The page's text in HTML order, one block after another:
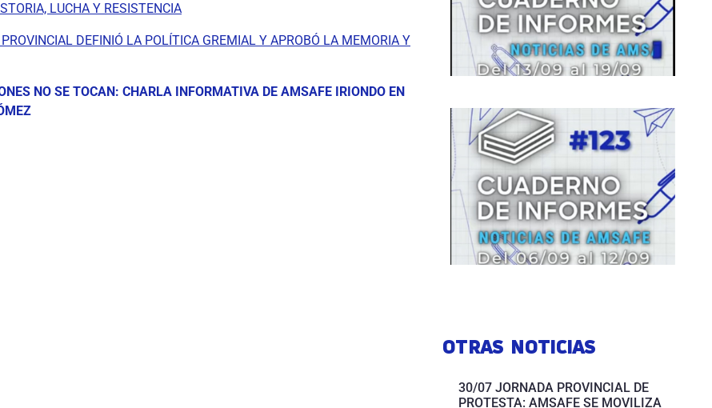
LUCHA Y RESISTENCIA
DEFINIÓ LA POLÍTICA GREMIAL Y APROBÓ LA MEMORIA Y
NO SE TOCAN: CHARLA INFORMATIVA DE AMSAFE IRIONDO EN
OTRAS NOTICIAS
30/07 JORNADA PROVINCIAL DE
PROTESTA: AMSAFE SE MOVILIZA